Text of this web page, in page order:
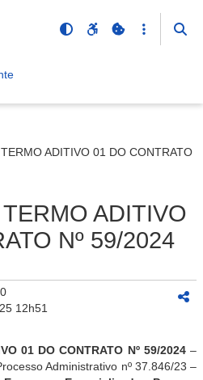
ADITIVO 01 DO CONTRATO
ADITIVO
Nº 59/2024
12h51
01 DO CONTRATO Nº 59/2024–
Administrativo nº 37.846/23 –